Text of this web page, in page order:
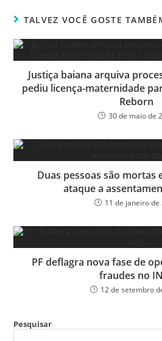
ok er
TALVEZ VOCÊ GOSTE
Justiça baiana arquiva
pediu licença-maternidade
Reborn
30 de maio de
Duas pessoas são mortas
ataque a
11 de janeiro de
PF deflagra nova fase de
fraudes no
12 de setembro
Pesquisar